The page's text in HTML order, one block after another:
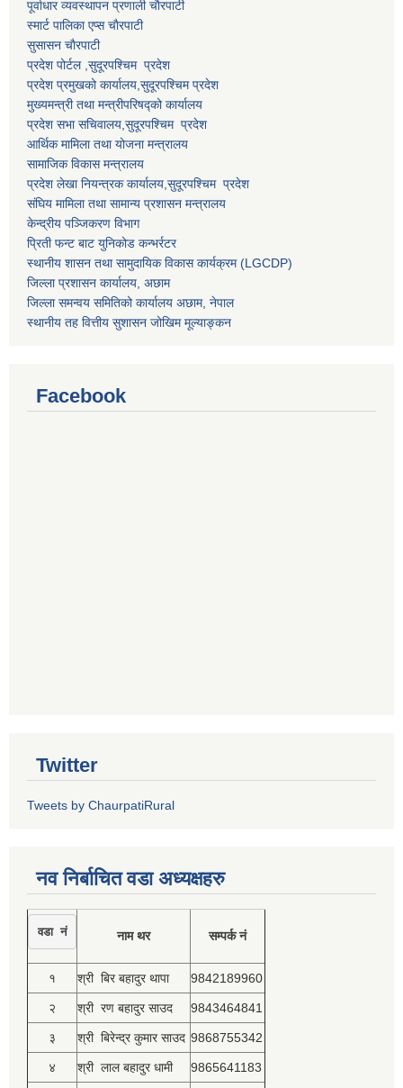
पूर्वाधार व्यवस्थापन प्रणाली चाैरपाटी
स्मार्ट पालिका एप्स चाैरपाटी
सुसासन चाैरपाटी
प्रदेश पोर्टल ,सुदूरपश्चिम प्रदेश
प्रदेश प्रमुखको कार्यालय,सुदूरपश्चिमप्रदेश
मुख्यमन्त्री तथा मन्त्रीपरिषद्को कार्यालय
प्रदेश सभा सचिवालय,सुदूरपश्चिम प्रदेश
आर्थिक मामिला तथा योजना मन्त्रालय
सामाजिक विकास मन्त्रालय
प्रदेश लेखा नियन्त्रक कार्यालय,सुदूरपश्चिम प्रदेश
संघिय मामिला तथा सामान्य प्रशासन मन्त्रालय
केन्द्रीय पञ्जिकरण विभाग
प्रिती फन्ट बाट युनिकोड कन्भर्रटर
स्थानीय शासन तथा सामुदायिक विकास कार्यक्रम (LGCDP)
जिल्ला प्रशासन कार्यालय, अछाम
जिल्ला समन्वय समितिको कार्यालय अछाम, नेपाल
स्थानीय तह वित्तीय सुशासन जोखिम मूल्याङ्कन
Facebook
Twitter
Tweets by ChaurpatiRural
नव निर्बाचित वडा अध्यक्षहरु
वडा नं नाम थर सम्पर्क नं
१ श्री बिर बहादुर थापा 9842189960
२ श्री रण बहादुर साउद 9843464841
३ श्री बिरेन्द्र कुमार साउद 9868755342
४ श्री लाल बहादुर धामी 9865641183